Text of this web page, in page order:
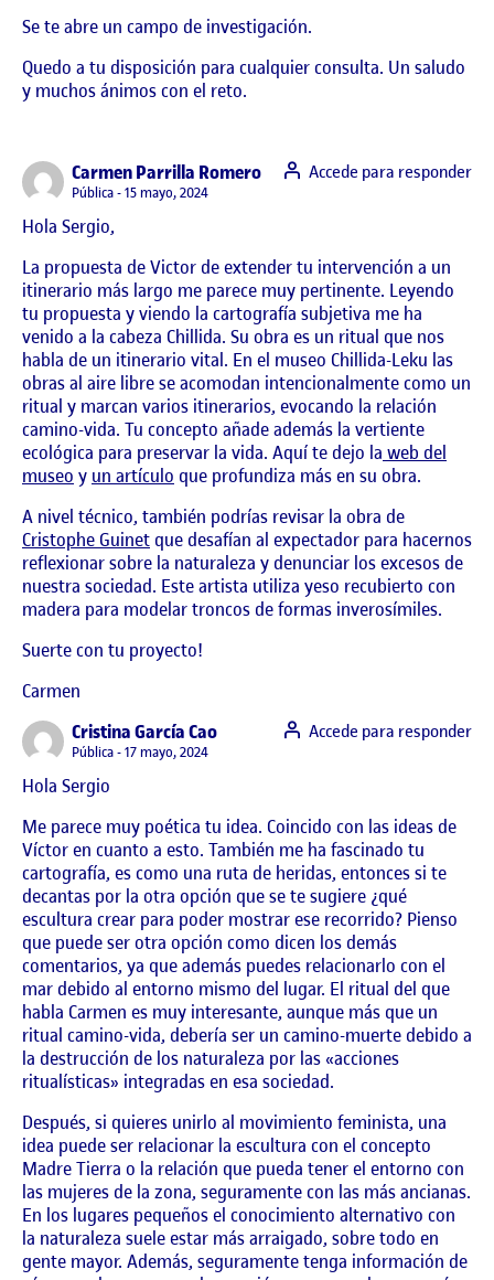
Se te abre un campo de investigación.
Quedo a tu disposición para cualquier consulta. Un saludo
y muchos ánimos con el reto.
Carmen Parrilla Romerosays:
Visibilidad:
Pública 15 mayo, 2024
Hola Sergio,
La propuesta de Victor de extender tu intervención a un
itinerario más largo me parece muy pertinente. Leyendo
tu propuesta y viendo la cartografía subjetiva me ha
venido a la cabeza Chillida. Su obra es un ritual que nos
habla de un itinerario vital. En el museo Chillida-Leku las
obras al aire libre se acomodan intencionalmente como un
ritual y marcan varios itinerarios, evocando la relación
camino-vida. Tu concepto añade además la vertiente
ecológica para preservar la vida. Aquí te dejo la web del
museo y un artículo que profundiza más en su obra.
A nivel técnico, también podrías revisar la obra de
Cristophe Guinet que desafían al expectador para hacernos
reflexionar sobre la naturaleza y denunciar los excesos de
nuestra sociedad. Este artista utiliza yeso recubierto con
madera para modelar troncos de formas inverosímiles.
Suerte con tu proyecto!
Carmen
Accede para responder
Cristina García Caosays:
Visibilidad:
Pública 17 mayo, 2024
Hola Sergio
Me parece muy poética tu idea. Coincido con las ideas de
Víctor en cuanto a esto. También me ha fascinado tu
cartografía, es como una ruta de heridas, entonces si te
decantas por la otra opción que se te sugiere ¿qué
escultura crear para poder mostrar ese recorrido? Pienso
que puede ser otra opción como dicen los demás
comentarios, ya que además puedes relacionarlo con el
mar debido al entorno mismo del lugar. El ritual del que
habla Carmen es muy interesante, aunque más que un
ritual camino-vida, debería ser un camino-muerte debido a
la destrucción de los naturaleza por las «acciones
ritualísticas» integradas en esa sociedad.
Después, si quieres unirlo al movimiento feminista, una
idea puede ser relacionar la escultura con el concepto
Madre Tierra o la relación que pueda tener el entorno con
las mujeres de la zona, seguramente con las más ancianas.
En los lugares pequeños el conocimiento alternativo con
la naturaleza suele estar más arraigado, sobre todo en
gente mayor. Además, seguramente tenga información de
Accede para responder